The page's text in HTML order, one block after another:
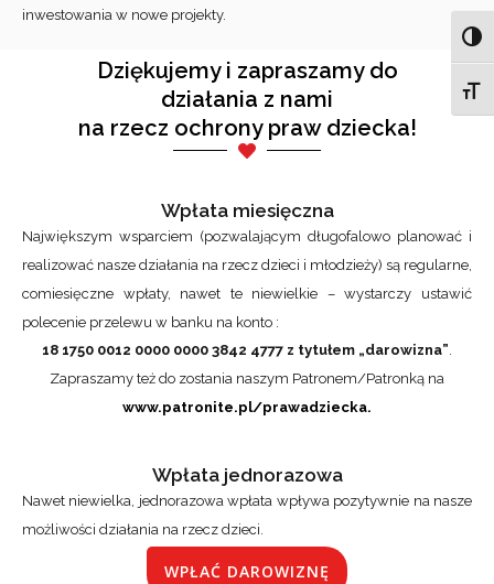
inwestowania w nowe projekty.
Dziękujemy i zapraszamy do
działania z nami
na rzecz ochrony praw dziecka!
Wpłata miesięczna
Największym wsparciem (pozwalającym długofalowo planować i
realizować nasze działania na rzecz dzieci i młodzieży) są regularne,
comiesięczne wpłaty, nawet te niewielkie – wystarczy ustawić
polecenie przelewu w banku na konto :
18 1750 0012 0000 0000 3842 4777 z tytułem „darowizna”
Zapraszamy też do zostania naszym Patronem/Patronką na
www.patronite.pl/prawadziecka.
Wpłata jednorazowa
Nawet niewielka, jednorazowa wpłata wpływa pozytywnie na nasze
możliwości działania na rzecz dzieci.
WPŁAĆ DAROWIZNĘ